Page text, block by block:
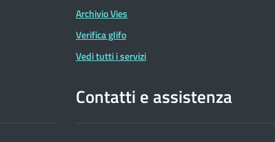
Archivio Vies
Verifica glifo
Vedi tutti i servizi
Contatti e assistenza